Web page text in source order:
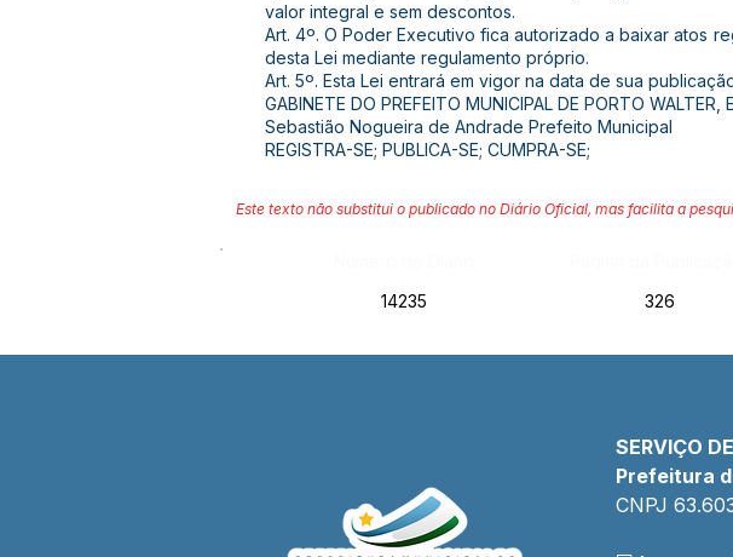
valor integral e sem descontos.
Art. 4º. O Poder Executivo fica autorizado a baixar atos
desta Lei mediante regulamento próprio.
Art. 5º. Esta Lei entrará em vigor na data de sua
GABINETE DO PREFEITO MUNICIPAL DE PORTO
Sebastião Nogueira de Andrade Prefeito Municipal
REGISTRA-SE; PUBLICA-SE; CUMPRA-SE;
Este texto não substitui o publicado no Diário Oficial, mas facilita a
14235
326
SERVIÇO
Prefeitura
CNPJ